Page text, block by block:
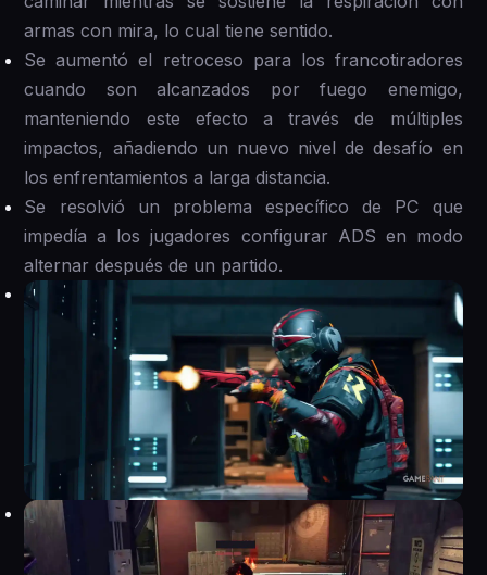
armas con mira, lo cual tiene sentido.
Se aumentó el retroceso para los francotiradores
cuando son alcanzados por fuego enemigo,
manteniendo este efecto a través de múltiples
impactos, añadiendo un nuevo nivel de desafío en
los enfrentamientos a larga distancia.
Se resolvió un problema específico de PC que
impedía a los jugadores configurar ADS en modo
alternar después de un partido.